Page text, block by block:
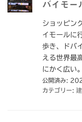
バイモー
ショッピン
イモールに
歩き、ドバ
える世界最
にかく広い
公開済み:
カテゴリー: